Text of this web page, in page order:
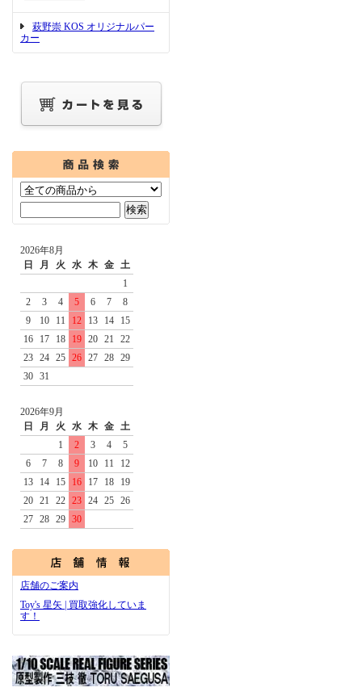
萩野崇 KOS オリジナルパー
カー
2026年8月
日
月 火 水 木 金 土
1
2
3 4 5 6 7
8
9
10 11 12 13 14
15
16
17 18 19 20 21
22
23 24 25 26 27 28 29
30 31
2026年9月
日
月 火 水 木 金 土
1
2 3 4
5
6
7 8 9 10 11
12
13
14 15 16 17 18
19
20 21 22 23 24 25 26
27 28 29 30
店舗のご案内
Toy's 星矢 | 買取強化していま
す！